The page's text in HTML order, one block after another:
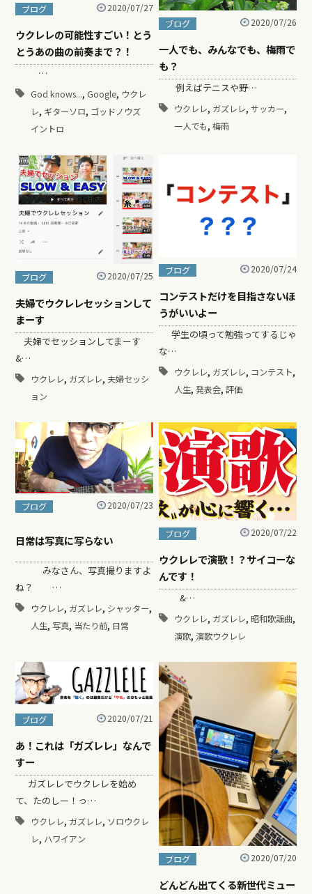
ブログ 2020/07/27
ウクレレの可能性すごい！とう
とうあの曲の前奏まで？！
…
God knows..., Google, ウクレ
レ, ギターソロ, ゴッドノウズ
イントロ
ブログ 2020/07/26
一人でも、みんなでも、梅雨で
も？
例えばテニスや野…
ウクレレ, ガズレレ, サッカー,
一人でも, 梅雨
ブログ 2020/07/25
夫婦でウクレレセッションして
まーす
夫婦でセッションしてまーす
&…
ウクレレ, ガズレレ, 夫婦セッシ
ョン
ブログ 2020/07/24
コンテストだけを目指さないほ
うがいいよー
学生の頃って勉強ってするじゃ
な…
ウクレレ, ガズレレ, コンテスト,
人生, 発表会, 評価
ブログ 2020/07/23
日常は写真に写らない
みなさん、写真撮りますよ
ね？ …
ウクレレ, ガズレレ, シャッター,
人生, 写真, 当たり前, 日常
ブログ 2020/07/22
ウクレレで演歌！？サイコーな
んです！
&…
ウクレレ, ガズレレ, 昭和歌謡曲,
演歌, 演歌ウクレレ
ブログ 2020/07/21
あ！これは「ガズレレ」なんで
すー
ガズレレでウクレレを始め
て、たのしー！っ…
ウクレレ, ガズレレ, ソロウクレ
レ, ハワイアン
ブログ
2020/07/20
どんどん出てくる新世代ミュー